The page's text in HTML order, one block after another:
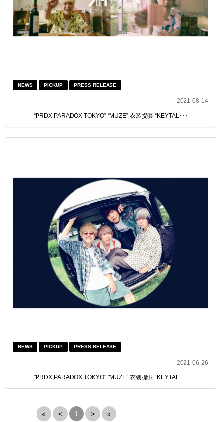
NEWS PICKUP PRESS RELEASE
2021-08-14
“PRDX PARADOX TOKYO” “MUZE” 衣装提供 “KEYTAL･･･
NEWS PICKUP PRESS RELEASE
2021-06-26
"PRDX PARADOX TOKYO" "MUZE” 衣装提供 “KEYTAL･･･
« < 1 > »